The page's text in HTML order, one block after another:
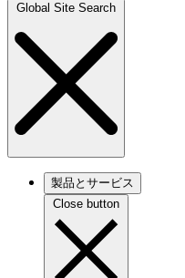
Global Site Search
製品とサービス
Close button